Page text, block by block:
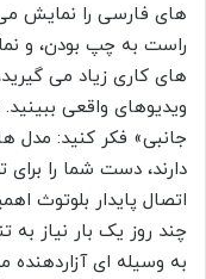
های فارسی را نمایش
راست به چپ بودن، و
های کاری زیاد می
ویدیوهای واقعی
دارند، دست شما را
اتصال پایدار بلوتوث
چند روز یک بار نیاز به
به وسیله ای آزاردهنده